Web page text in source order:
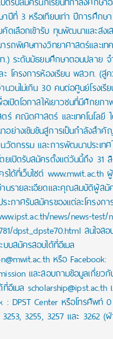
ปีที่ 3 หรือเทียบเท่า ปีการศึกษ
ดเลือกเข้ารับ ทุนพัฒนาและส่ง
รถพิเศษทางวิทยาศาสตร์และเท
.) ระดับมัธยมศึกษาตอนปลาย
โครงการห้องเรียน พสวท. (สู่ค
นวนไม่เกิน 30 คนต่อศูนย์โรงเรี
เปิดโอกาสให้เยาวชนที่มีศักยภ
ร์ คณิตศาสตร์ และเทคโนโลยี
ย่างเข้มข้นสู่การเป็นกำลังสำ
วัตกรรม และการพัฒนาประเทศ
ยเปิดรับสมัครตั้งแต่วันนี้ถึง 31
ได้ที่เว็บไซต์ www.mwit.ac.th
นรายละเอียดและคุณสมบัติผู้ส
ะกาศรับสมัครของแต่ละโครงก
news/news-test/
dpst_dpste70.html สนใจส
บบสมัครสอบได้ที่อีเมล
หรือ Facebook:
และสอบถามข้อมูลเกี่ยว
อีเมล scholarship@ipst.ac.th
: DPST Center หรือโทรศัพท์
3255, 3257 และ 3262 (